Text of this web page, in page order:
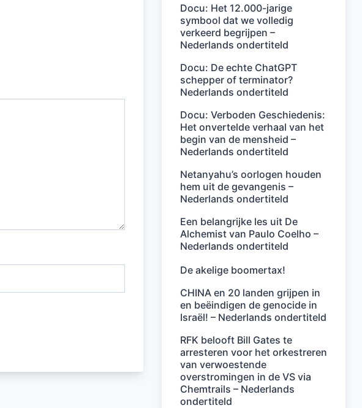
Docu: Het 12.000-jarige
symbool dat we volledig
verkeerd begrijpen –
Nederlands ondertiteld
Docu: De echte ChatGPT
schepper of terminator?
Nederlands ondertiteld
Docu: Verboden Geschiedenis:
Het onvertelde verhaal van het
begin van de mensheid –
Nederlands ondertiteld
Netanyahu’s oorlogen houden
hem uit de gevangenis –
Nederlands ondertiteld
Een belangrijke les uit De
Alchemist van Paulo Coelho –
Nederlands ondertiteld
De akelige boomertax!
CHINA en 20 landen grijpen in
en beëindigen de genocide in
Israël! – Nederlands ondertiteld
RFK belooft Bill Gates te
arresteren voor het orkestreren
van verwoestende
overstromingen in de VS via
Chemtrails – Nederlands
ondertiteld